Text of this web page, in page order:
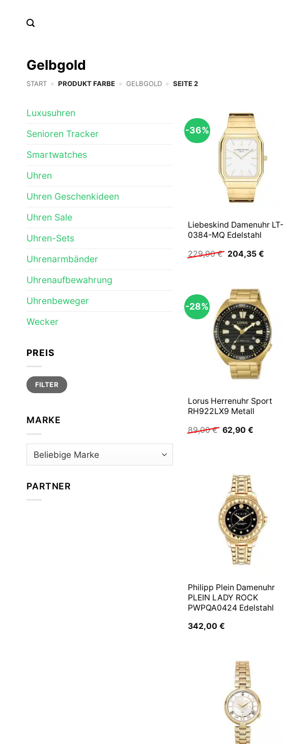
Gelbgold
START » PRODUKT FARBE » GELBGOLD » SEITE 2
Luxusuhren
Senioren Tracker
Smartwatches
Uhren
Uhren Geschenkideen
Uhren Sale
Uhren-Sets
Uhrenarmbänder
Uhrenaufbewahrung
Uhrenbeweger
Wecker
PREIS
Min.
Preis
Max.
PreisFILTER
MARKE
PARTNER
-36%
Liebeskind Damenuhr LT-
0384-MQ Edelstahl
229,90€ Ursprünglicher
Preis
204,35€
-28%
Lorus Herrenuhr Sport
RH922LX9 Metall
89,00€ Ursprünglicher
Preis
62,90€
Philipp Plein Damenuhr
PLEIN LADY ROCK
PWPQA0424 Edelstahl
342,00€